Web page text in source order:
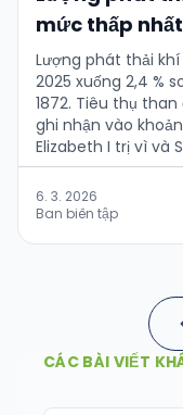
mức thấp
Lượng phát thải
2025 xuống 2,4 %
1872. Tiêu thụ
ghi nhận vào
Elizabeth I trị vì và
6. 3. 2026
Ban biên tập
CÁC BÀI VIẾT